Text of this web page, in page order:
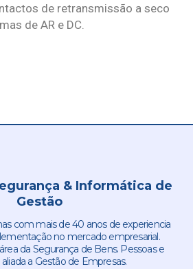
de retransmissão a seco
de AR e DC.
& Informática de
Gestão
com mais de 40 anos de experiencia
no mercado empresarial.
da Segurança de Bens. Pessoas e
a Gestão de Empresas.